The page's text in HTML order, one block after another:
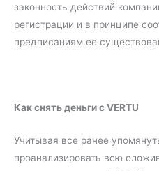
законность действий
регистрации и в принципе
предписаниям ее
Как снять деньги с VERTU
Учитывая все ранее
проанализировать всю